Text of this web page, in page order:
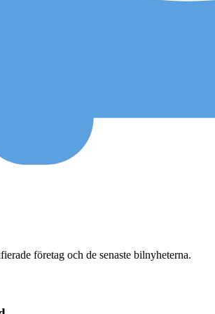
företag och de senaste bilnyheterna.